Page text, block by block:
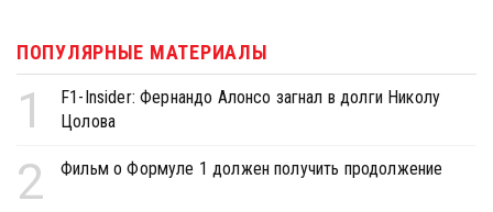
ПОПУЛЯРНЫЕ МАТЕРИАЛЫ
1
F1-Insider: Фернандо Алонсо загнал в долги Николу
Цолова
2 Фильм о Формуле 1 должен получить продолжение